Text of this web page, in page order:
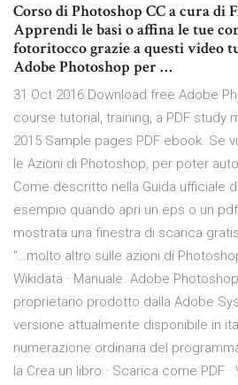
Corso di Photoshop CC a cura di
Apprendi le basi o affina le tue
fotoritocco grazie a questi video
Adobe Photoshop per …
31 Oct 2016 Download free Adobe
course tutorial, training, a PDF study
2015 Sample pages PDF ebook. Se
le Azioni di Photoshop, per poter
Come descritto nella Guida ufficiale
esempio quando apri un eps o un
mostrata una finestra di scarica
“…molto altro sulle azioni di
Wikidata · Manuale. Adobe
proprietario prodotto dalla Adobe
versione attualmente disponibile in
numerazione ordinaria del
la Crea un libro · Scarica come PDF